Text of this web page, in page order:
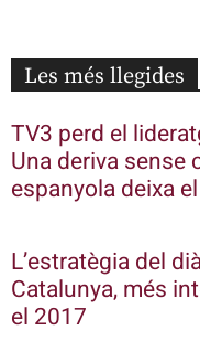
Les més llegides
TV3 perd el
Una deriva sense
espanyola deixa
L’estratègia del
Catalunya, més
el 2017